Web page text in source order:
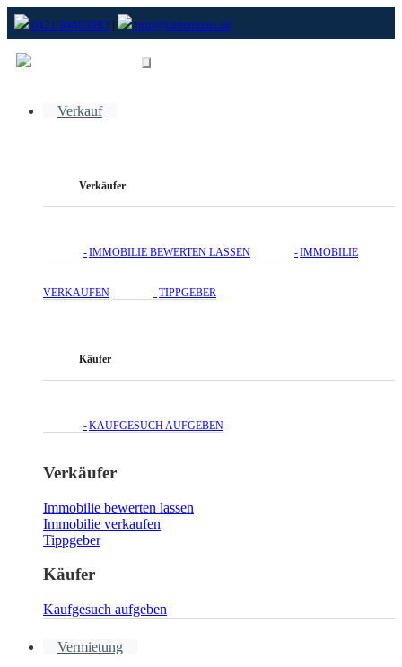
0421 84803893 | info@habenhaus.de
Verkauf
Verkäufer
IMMOBILIE BEWERTEN LASSEN IMMOBILIE
VERKAUFEN TIPPGEBER
Käufer
KAUFGESUCH AUFGEBEN
Verkäufer
Immobilie bewerten lassen
Immobilie verkaufen
Tippgeber
Käufer
Kaufgesuch aufgeben
Vermietung